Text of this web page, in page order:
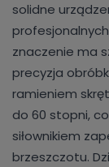
solidne
znaczenie ma
precyzja
ramieniem
do 60 stopni,
siłownikiem
brzeszczotu.